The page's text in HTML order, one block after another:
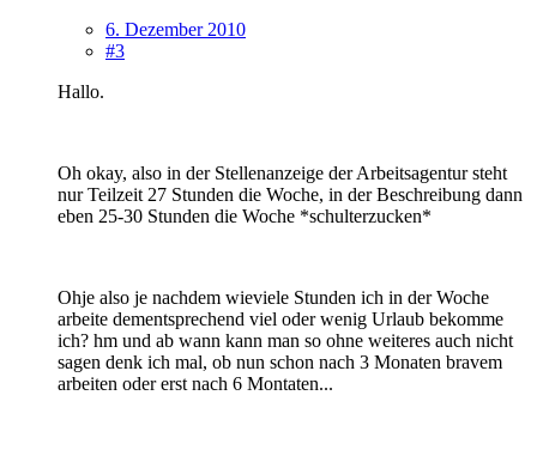
6. Dezember 2010
#3
Hallo.
Oh okay, also in der Stellenanzeige der Arbeitsagentur steht
nur Teilzeit 27 Stunden die Woche, in der Beschreibung dann
eben 25-30 Stunden die Woche *schulterzucken*
Ohje also je nachdem wieviele Stunden ich in der Woche
arbeite dementsprechend viel oder wenig Urlaub bekomme
ich? hm und ab wann kann man so ohne weiteres auch nicht
sagen denk ich mal, ob nun schon nach 3 Monaten bravem
arbeiten oder erst nach 6 Montaten...